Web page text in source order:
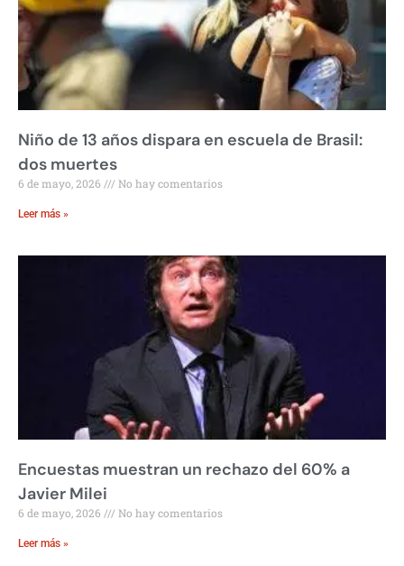
Niño de 13 años dispara en escuela de Brasil:
dos muertes
6 de mayo, 2026 No hay comentarios
Leer más »
Encuestas muestran un rechazo del 60% a
Javier Milei
6 de mayo, 2026 No hay comentarios
Leer más »